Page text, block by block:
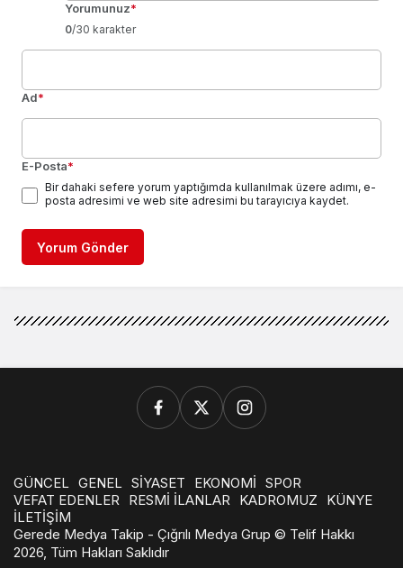
Yorumunuz*
0/30 karakter
Ad*
E-Posta*
Bir dahaki sefere yorum yaptığımda kullanılmak üzere adımı, e-
posta adresimi ve web site adresimi bu tarayıcıya kaydet.
Yorum Gönder
GÜNCEL GENEL SİYASET EKONOMİ SPOR
VEFAT EDENLER RESMİ İLANLAR KADROMUZ
KÜNYE
İLETİŞİM
Gerede Medya Takip - Çığrılı Medya Grup © Telif Hakkı
2026, Tüm Hakları Saklıdır